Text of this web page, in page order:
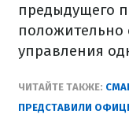
предыдущего
положительно
управления
ЧИТАЙТЕ ТАКЖЕ:
ПРЕДСТАВИЛИ